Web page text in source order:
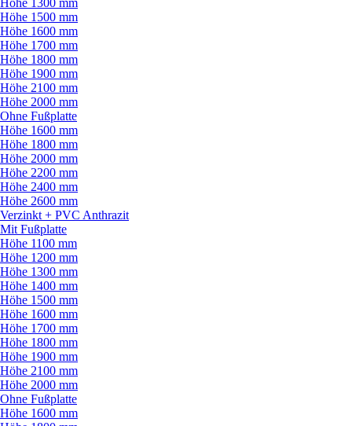
Höhe 1300 mm
Höhe 1500 mm
Höhe 1600 mm
Höhe 1700 mm
Höhe 1800 mm
Höhe 1900 mm
Höhe 2100 mm
Höhe 2000 mm
Ohne Fußplatte
Höhe 1600 mm
Höhe 1800 mm
Höhe 2000 mm
Höhe 2200 mm
Höhe 2400 mm
Höhe 2600 mm
Verzinkt + PVC Anthrazit
Mit Fußplatte
Höhe 1100 mm
Höhe 1200 mm
Höhe 1300 mm
Höhe 1400 mm
Höhe 1500 mm
Höhe 1600 mm
Höhe 1700 mm
Höhe 1800 mm
Höhe 1900 mm
Höhe 2100 mm
Höhe 2000 mm
Ohne Fußplatte
Höhe 1600 mm